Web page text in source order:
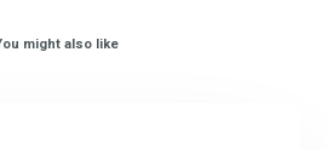
might also like